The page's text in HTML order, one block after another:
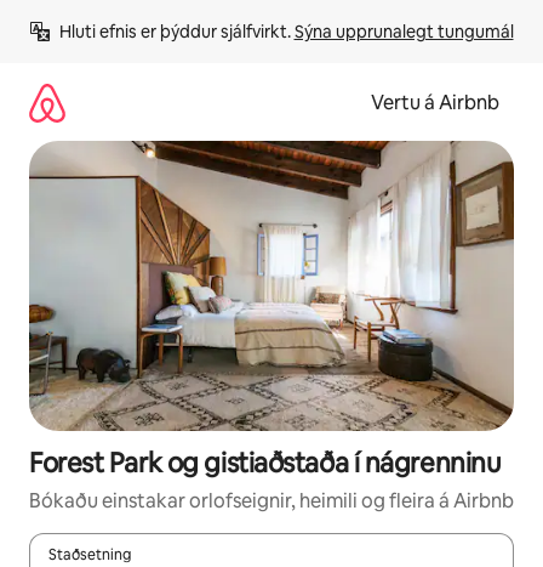
beint
Hluti efnis er þýddur sjálfvirkt. Sýna upprunalegt tungumál
Vertu á Airbnb
Forest Park og gistiaðstaða í nágrenninu
Bókaðu einstakar orlofseignir, heimili og fleira á Airbnb
Staðsetning